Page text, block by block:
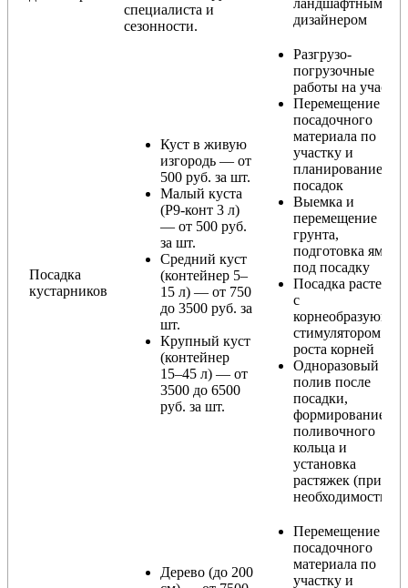
специалиста и
сезонности.
дизайнером
Посадка
кустарников
Куст в живую
изгородь — от
500 руб. за шт.
Малый куста
(Р9-конт 3 л)
— от 500 руб.
за шт.
Средний куст
(контейнер 5–
15 л) — от 750
до 3500 руб. за
шт.
Крупный куст
(контейнер
15–45 л) — от
3500 до 6500
руб. за шт.
Разгрузо-
погрузочные
работы на участке
Перемещение
посадочного
материала по
участку и
планирование
посадок
Выемка и
перемещение
грунта,
подготовка ямы
под посадку
Посадка растения
с
корнеобразующим
стимулятором
роста корней
Одноразовый
полив после
посадки,
формирование
поливочного
кольца и
установка
растяжек (при
необходимости)
Дерево (до 200
Перемещение
посадочного
материала по
участку и